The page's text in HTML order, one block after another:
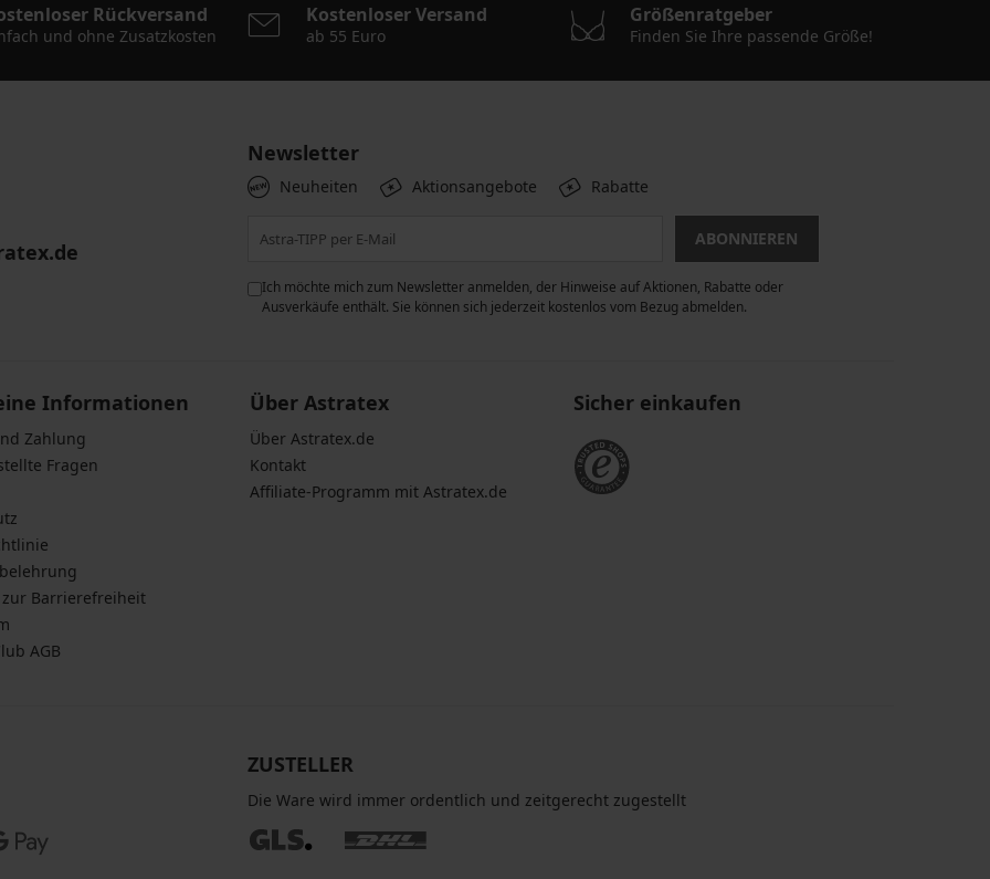
Rückversand
und ohne Zusatzkosten
Kostenloser Versand
ab 55 Euro
Größenratgeber
Finden Sie Ihre passende Größe!
Newsletter
Neuheiten Aktionsangebote Rabatte
ABONNIEREN
Ich möchte mich zum Newsletter anmelden, der Hinweise auf Aktionen, Rabatte oder
Ausverkäufe enthält. Sie können sich jederzeit kostenlos vom Bezug abmelden.
Informationen
Zahlung
Fragen
Barrierefreiheit
AGB
Über Astratex
Über Astratex.de
Kontakt
Affiliate-Programm mit Astratex.de
Sicher einkaufen
ZUSTELLER
Die Ware wird immer ordentlich und zeitgerecht zugestellt